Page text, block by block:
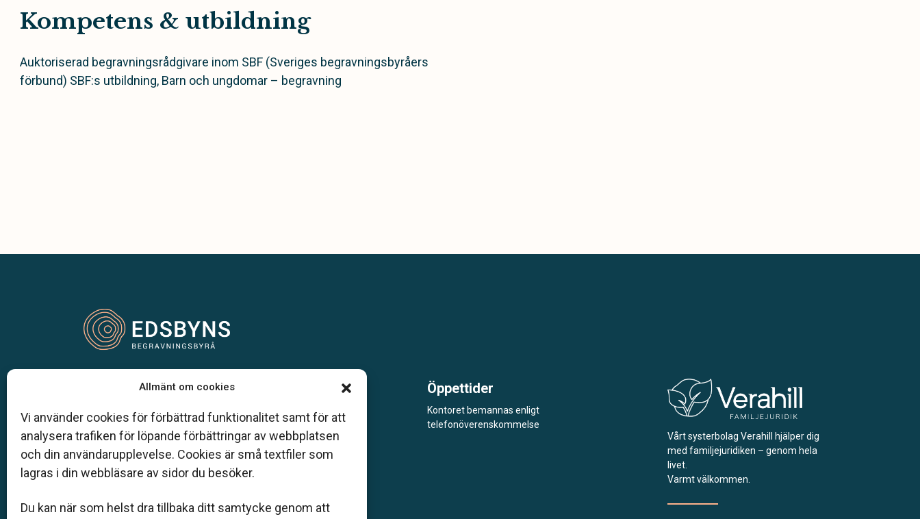
Allmänt om cookies
Vi använder cookies för förbättrad funktionalitet samt för att
analysera trafiken för löpande förbättringar av webbplatsen
och din användarupplevelse. Cookies är små textfiler som
lagras i din webbläsare av sidor du besöker.
Du kan när som helst dra tillbaka ditt samtycke genom att
Kompetens & utbildning
Auktoriserad begravningsrådgivare inom SBF (Sveriges begravningsbyråers
förbund) SBF:s utbildning, Barn och ungdomar – begravning
Vår begravningsbyrå är en del av Klarahill.
auktoriserade inom Sveriges begravningsbyråers
förbund (SBF). Det personliga är centralt för oss, både
när det gäller bemötande och när vi utformar
skräddarsydda personliga begravningar.
info@helsingebegravningar.se
Öppettider
Kontoret bemannas enligt
telefonöverenskommelse
Vårt systerbolag Verahill hjälper dig
med familjejuridiken – genom hela
livet.
Varmt välkommen.